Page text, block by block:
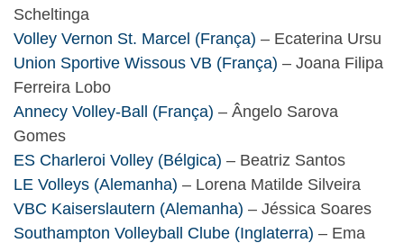
Scheltinga
Volley Vernon St. Marcel (França) – Ecaterina Ursu
Union Sportive Wissous VB (França) – Joana Filipa
Ferreira Lobo
Annecy Volley-Ball (França) – Ângelo Sarova
Gomes
ES Charleroi Volley (Bélgica) – Beatriz Santos
LE Volleys (Alemanha) – Lorena Matilde Silveira
VBC Kaiserslautern (Alemanha) – Jéssica Soares
Southampton Volleyball Clube (Inglaterra) – Ema